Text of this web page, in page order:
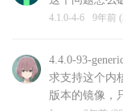
4.1.0-4-6 9年前
4.4.0-93-
求支持这个内
版本的镜像，